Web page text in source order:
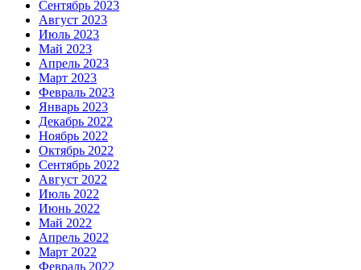
Сентябрь 2023
Август 2023
Июль 2023
Май 2023
Апрель 2023
Март 2023
Февраль 2023
Январь 2023
Декабрь 2022
Ноябрь 2022
Октябрь 2022
Сентябрь 2022
Август 2022
Июль 2022
Июнь 2022
Май 2022
Апрель 2022
Март 2022
Февраль 2022